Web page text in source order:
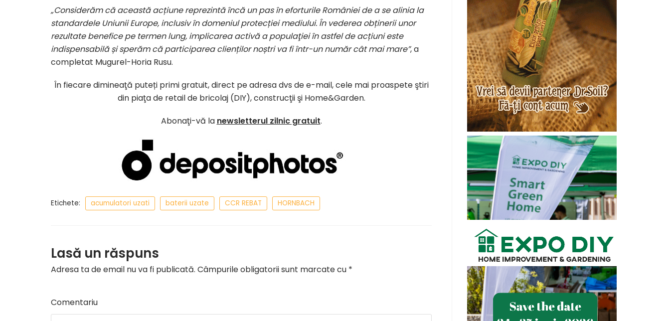
„Considerăm că această acțiune reprezintă încă un pas în eforturile României de a se alinia la
standardele Uniunii Europe, inclusiv în domeniul protecției mediului. În vederea obținerii unor
rezultate benefice pe termen lung, implicarea activă a populaţiei în astfel de acțiuni este
indispensabilă și sperăm că participarea clienților noștri va fi într-un număr cât mai mare”, a
completat Mugurel-Horia Rusu.
În fiecare dimineaţă puteți primi gratuit, direct pe adresa dvs de e-mail, cele mai proaspete ştiri
din piaţa de retail de bricolaj (DIY), construcţii şi Home&Garden.
Abonaţi-vă la newsletterul zilnic gratuit.
Etichete: acumulatori uzati baterii uzate CCR REBAT HORNBACH
Lasă un răspuns
Adresa ta de email nu va fi publicată. Câmpurile obligatorii sunt marcate cu *
Comentariu